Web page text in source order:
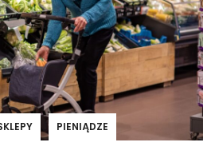
PIENIĄDZE